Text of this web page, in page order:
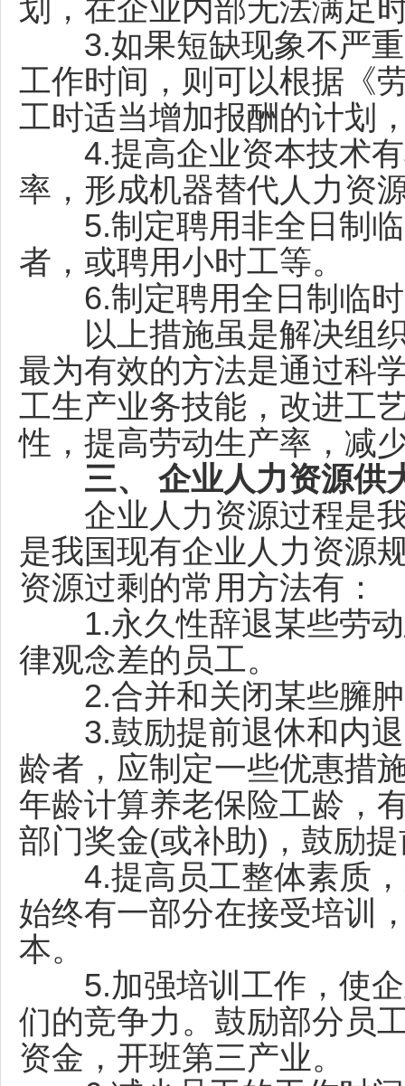
划，在企业内部无法满足
3.如果短缺现象不严重
工作时间，则可以根据《
工时适当增加报酬的计划
4.提高企业资本技术有
率，形成机器替代人力资
5.制定聘用非全日制临
者，或聘用小时工等。
6.制定聘用全日制临时
以上措施虽是解决组织
最为有效的方法是通过科
工生产业务技能，改进工
性，提高劳动生产率，减
三、 企业人力资源供
企业人力资源过程是我
是我国现有企业人力资源
资源过剩的常用方法有：
1.永久性辞退某些劳动
律观念差的员工。
2.合并和关闭某些臃肿
3.鼓励提前退休和内退
龄者，应制定一些优惠措
年龄计算养老保险工龄，
部门奖金(或补助)，鼓励
4.提高员工整体素质，
始终有一部分在接受培训
本。
5.加强培训工作，使企
们的竞争力。鼓励部分员
资金，开班第三产业。